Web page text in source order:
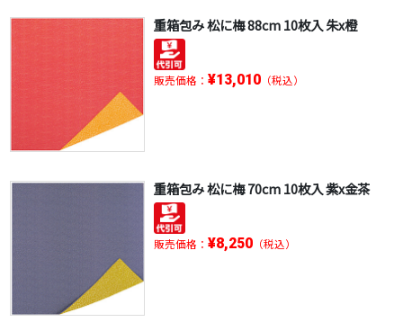
重箱包み 松に梅 88cm 10枚入 朱x橙
販売価格： ¥13,010（税込）
重箱包み 松に梅 70cm 10枚入 紫x金茶
販売価格： ¥8,250（税込）